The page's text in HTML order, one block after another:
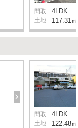
間取 4LDK
土地 117.31㎡
間取 4LDK
土地 122.48㎡